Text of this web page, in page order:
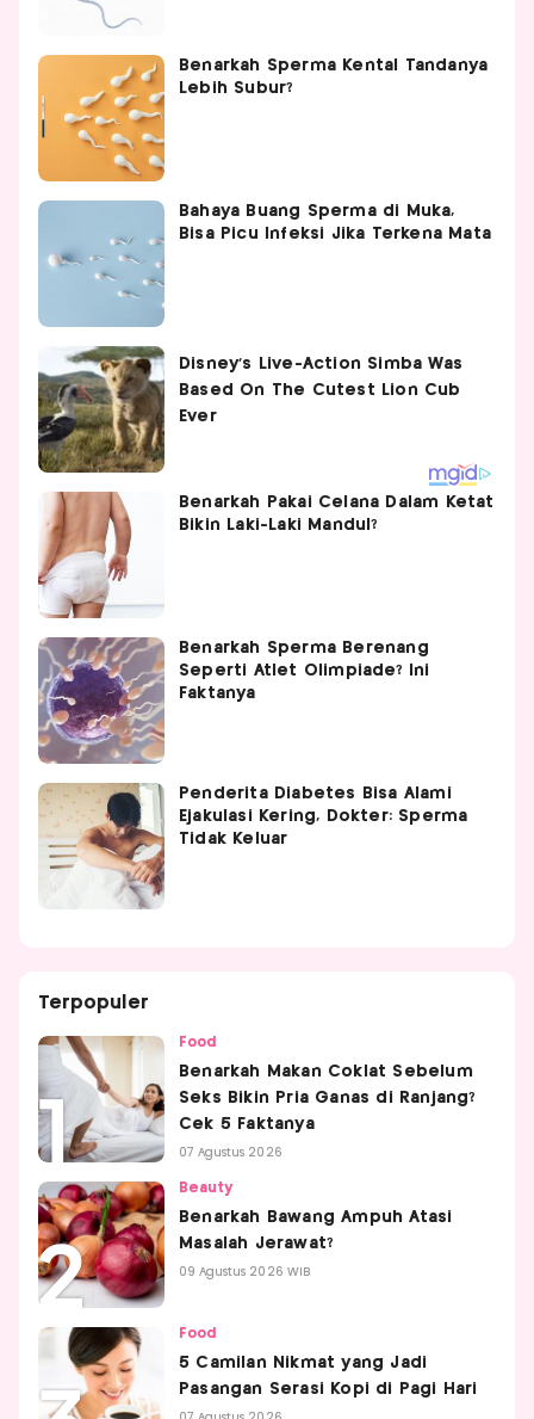
Benarkah Sperma Kental Tandanya
Lebih Subur?
Bahaya Buang Sperma di Muka,
Bisa Picu Infeksi Jika Terkena Mata
Benarkah Pakai Celana Dalam Ketat
Bikin Laki-Laki Mandul?
Benarkah Sperma Berenang
Seperti Atlet Olimpiade? Ini
Faktanya
Penderita Diabetes Bisa Alami
Ejakulasi Kering, Dokter: Sperma
Tidak Keluar
Terpopuler
Food
Benarkah Makan Coklat Sebelum
Seks Bikin Pria Ganas di Ranjang?
Cek 5 Faktanya
07 Agustus 2026
Beauty
Benarkah Bawang Ampuh Atasi
Masalah Jerawat?
09 Agustus 2026 WIB
Food
5 Camilan Nikmat yang Jadi
Pasangan Serasi Kopi di Pagi Hari